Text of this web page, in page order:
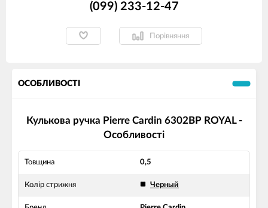
(099) 233-12-47
Порівняння
ОСОБЛИВОСТІ
Кулькова ручка Pierre Cardin 6302BP ROYAL -
Особливості
Товщина 0,5
Колір стрижня Черный